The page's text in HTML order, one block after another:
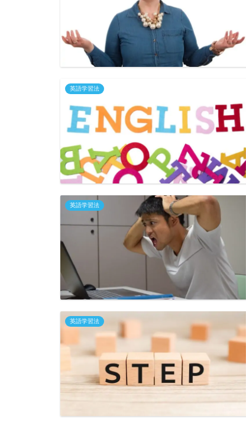
英語学習法
英語学習法
英語学習法